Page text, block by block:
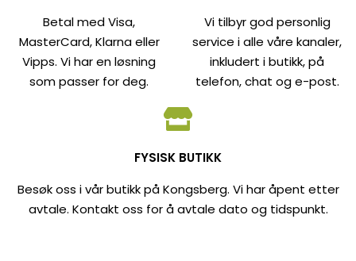
Betal med Visa,
MasterCard, Klarna eller
Vipps. Vi har en løsning
som passer for deg.
Vi tilbyr god personlig
service i alle våre kanaler,
inkludert i butikk, på
telefon, chat og e-post.
FYSISK BUTIKK
Besøk oss i vår butikk på Kongsberg. Vi har åpent etter
avtale. Kontakt oss for å avtale dato og tidspunkt.